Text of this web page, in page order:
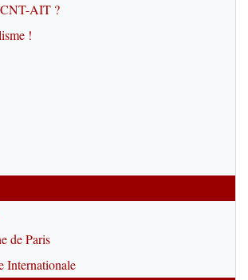
CNT-AIT ?
!
de Paris
Internationale